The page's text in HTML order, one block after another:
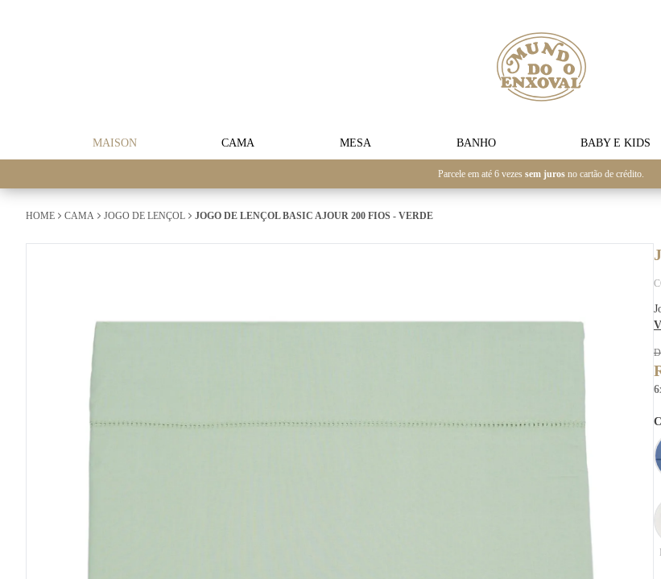
MAISON CAMA MESA BANHO BABY E KIDS
Parcele em até 6 vezes sem juros no cartão de crédito.
HOME CAMA JOGO DE LENÇOL JOGO DE LENÇOL BASIC AJOUR 200 FIOS - VERDE